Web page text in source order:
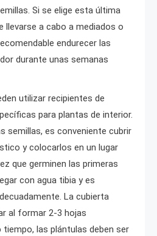
Si se elige esta última
llevarse a cabo a mediados o
endurecer las
durante unas semanas
utilizar recipientes de
para plantas de interior.
semillas, es conveniente cubrir
y colocarlos en un lugar
que germinen las primeras
con agua tibia y es
La cubierta
al formar 2-3 hojas
tiempo, las plántulas deben ser